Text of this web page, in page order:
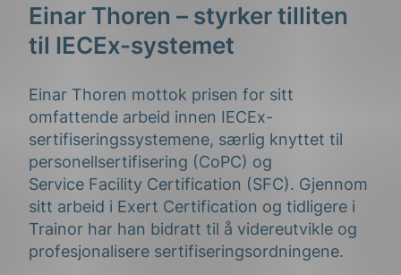
Einar Thoren – styrker tilliten
til IECEx-systemet
Einar Thoren mottok prisen for sitt
omfattende arbeid innen IECEx-
sertifiseringssystemene, særlig knyttet til
personellsertifisering (CoPC) og
Service Facility Certification (SFC). Gjennom
sitt arbeid i Exert Certification og tidligere i
Trainor har han bidratt til å videreutvikle og
profesjonalisere sertifiseringsordningene.